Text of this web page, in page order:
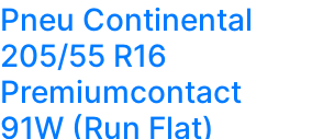
Pneu Continental
205/55 R16
Premiumcontact
91W (Run Flat)